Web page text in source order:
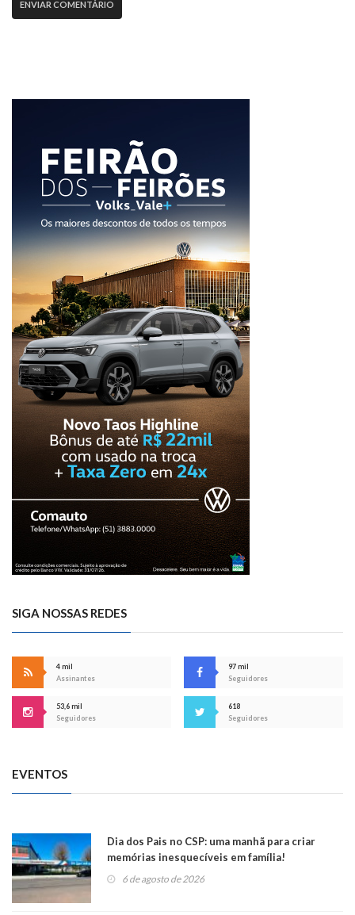
SIGA NOSSAS REDES
4 mil
Assinantes
97 mil
Seguidores
53,6 mil
Seguidores
618
Seguidores
EVENTOS
Dia dos Pais no CSP: uma manhã para criar
memórias inesquecíveis em família!
6 de agosto de 2026